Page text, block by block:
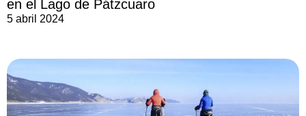
en el Lago de Pátzcuaro
5 abril 2024